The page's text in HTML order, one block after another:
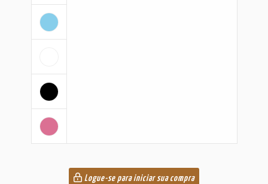
Logue-se para iniciar sua compra